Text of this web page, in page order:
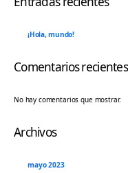
¡Hola, mundo!
Comentarios recientes
No hay comentarios que mostrar.
Archivos
mayo 2023